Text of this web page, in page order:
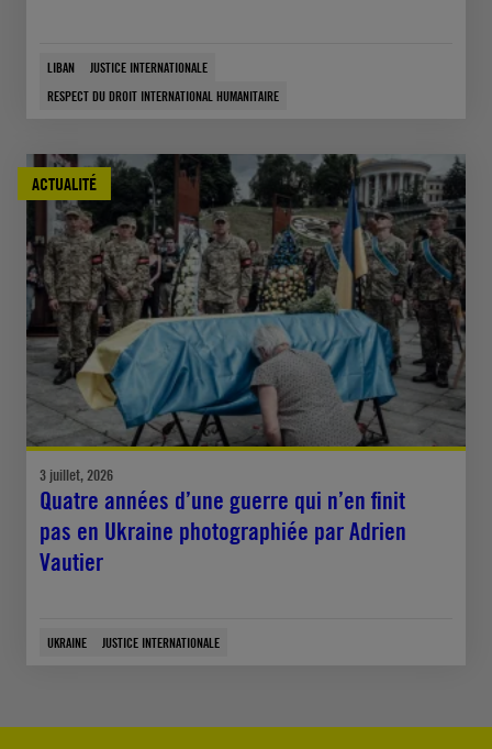
LIBAN
JUSTICE INTERNATIONALE
RESPECT DU DROIT INTERNATIONAL HUMANITAIRE
ACTUALITÉ
3 juillet, 2026
Quatre années d’une guerre qui n’en finit
pas en Ukraine photographiée par Adrien
Vautier
UKRAINE JUSTICE INTERNATIONALE